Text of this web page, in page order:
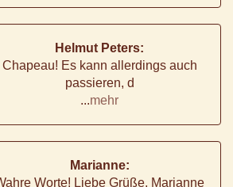
Helmut Peters:
Chapeau! Es kann allerdings auch
passieren, d
...mehr
Marianne:
Worte! Liebe Grüße, Marianne